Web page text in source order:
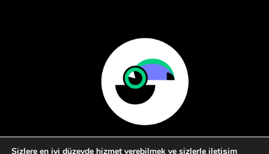
Sizlere en iyi düzeyde hizmet verebilmek ve sizlerle iletişim